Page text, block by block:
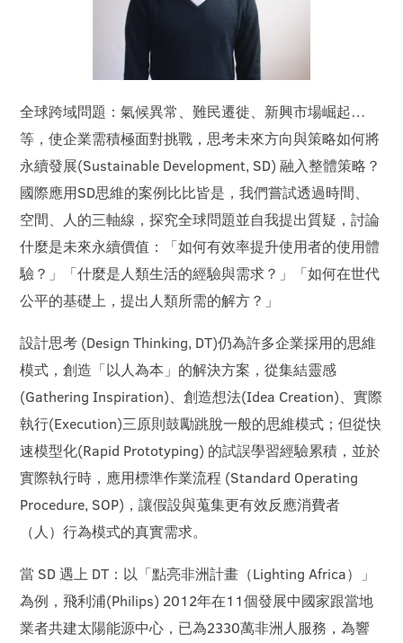
全球跨域問題：氣候異常、難民遷徙、新興市場崛起…
等，使企業需積極面對挑戰，思考未來方向與策略如何將
永續發展(Sustainable Development, SD) 融入整體策略？
國際應用SD思維的案例比比皆是，我們嘗試透過時間、
空間、人的三軸線，探究全球問題並自我提出質疑，討論
什麼是未來永續價值：「如何有效率提升使用者的使用體
驗？」「什麼是人類生活的經驗與需求？」「如何在世代
公平的基礎上，提出人類所需的解方？」
設計思考 (Design Thinking, DT)仍為許多企業採用的思維
模式，創造「以人為本」的解決方案，從集結靈感
(Gathering Inspiration)、創造想法(Idea Creation)、實際
執行(Execution)三原則鼓勵跳脫一般的思維模式；但從快
速模型化(Rapid Prototyping) 的試誤學習經驗累積，並於
實際執行時，應用標準作業流程 (Standard Operating
Procedure, SOP)，讓假設與蒐集更有效反應消費者
（人）行為模式的真實需求。
當 SD 遇上 DT：以「點亮非洲計畫（Lighting Africa）」
為例，飛利浦(Philips) 2012年在11個發展中國家跟當地
業者共建太陽能源中心，已為2330萬非洲人服務，為響